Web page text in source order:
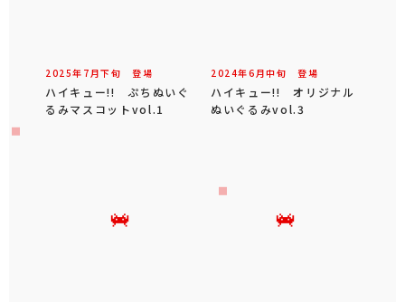
2025年 7 月下旬 登場
ハイキュー!! ぷちぬいぐ
るみマスコットvol.1
2024年6 月中旬 登場
ハイキュー!! オリジナル
ぬいぐるみvol.3